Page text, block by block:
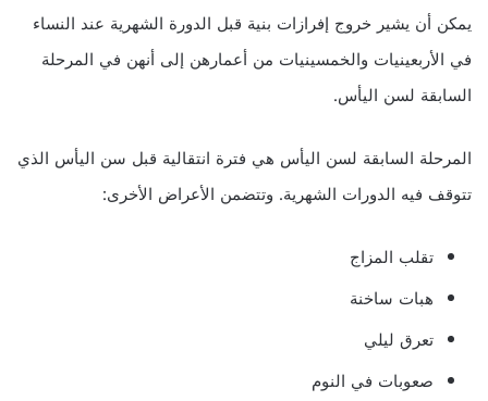
يمكن أن يشير خروج إفرازات بنية قبل الدورة الشهرية عند النساء
في الأربعينيات والخمسينيات من أعمارهن إلى أنهن في المرحلة
السابقة لسن اليأس.
المرحلة السابقة لسن اليأس هي فترة انتقالية قبل سن اليأس الذي
تتوقف فيه الدورات الشهرية. وتتضمن الأعراض الأخرى:
تقلب المزاج
هبات ساخنة
تعرق ليلي
صعوبات في النوم